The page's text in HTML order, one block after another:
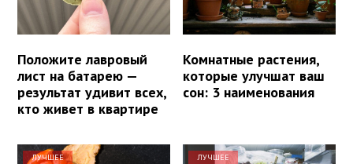
Положите лавровый
лист на батарею —
результат удивит всех,
кто живет в квартире
Комнатные растения,
которые улучшат ваш
сон: 3 наименования
ЛУЧШЕЕ ЛУЧШЕЕ